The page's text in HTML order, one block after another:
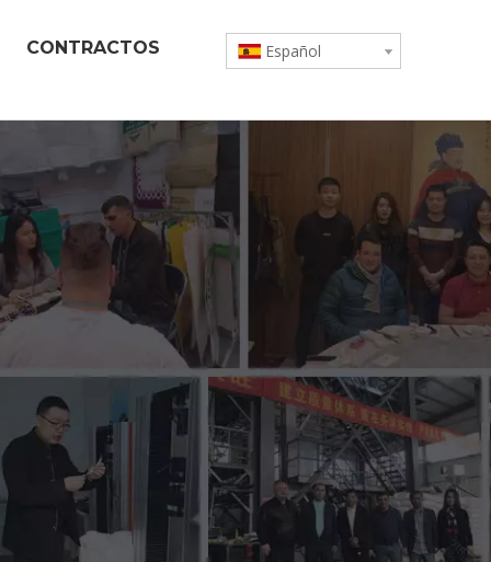
CONTRACTOS Español